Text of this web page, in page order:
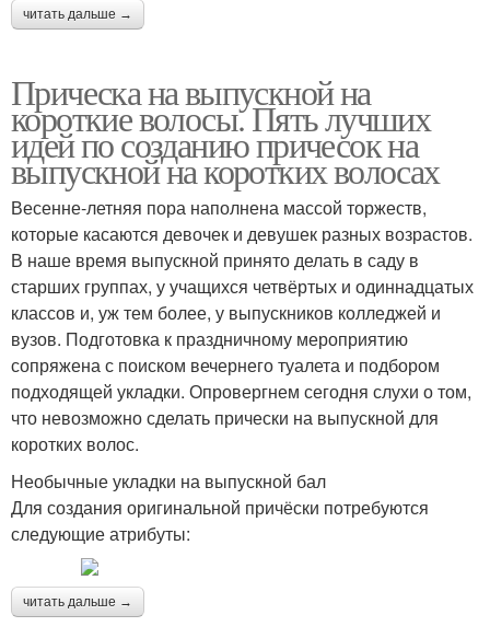
читать дальше →
Прическа на выпускной на
короткие волосы. Пять лучших
идей по созданию причесок на
выпускной на коротких волосах
Весенне-летняя пора наполнена массой торжеств,
которые касаются девочек и девушек разных возрастов.
В наше время выпускной принято делать в саду в
старших группах, у учащихся четвёртых и одиннадцатых
классов и, уж тем более, у выпускников колледжей и
вузов. Подготовка к праздничному мероприятию
сопряжена с поиском вечернего туалета и подбором
подходящей укладки. Опровергнем сегодня слухи о том,
что невозможно сделать прически на выпускной для
коротких волос.
Необычные укладки на выпускной бал
Для создания оригинальной причёски потребуются
следующие атрибуты:
читать дальше →